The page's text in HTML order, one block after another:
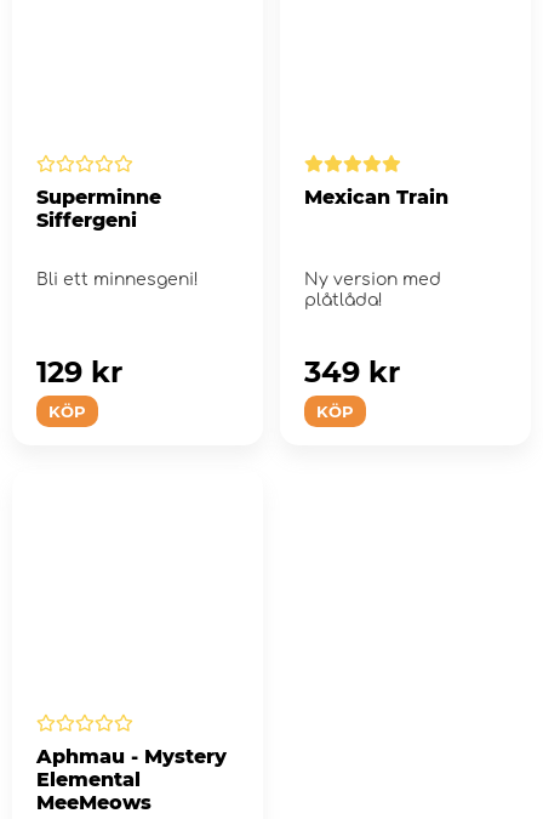
Superminne
Siffergeni
Bli ett minnesgeni!
KÖP
129 kr
Mexican Train
Ny version med
plåtlåda!
KÖP
349 kr
Aphmau - Mystery
Elemental
MeeMeows